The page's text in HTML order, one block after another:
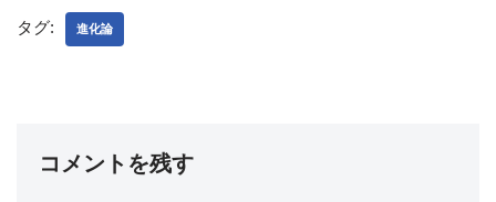
タグ: 進化論
コメントを残す